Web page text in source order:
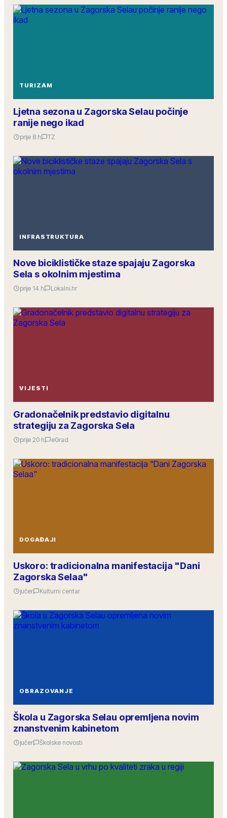
TURIZAM
Ljetna sezona u Zagorska Selau počinje
ranije nego ikad
prije 8 h TZ
INFRASTRUKTURA
Nove biciklističke staze spajaju Zagorska
Sela s okolnim mjestima
prije 14 h Lokalni.hr
VIJESTI
Gradonačelnik predstavio digitalnu
strategiju za Zagorska Sela
prije 20 h eGrad
DOGAĐAJI
Uskoro: tradicionalna manifestacija "Dani
Zagorska Selaa"
jučer Kulturni centar
OBRAZOVANJE
Škola u Zagorska Selau opremljena novim
znanstvenim kabinetom
jučer Školske novosti